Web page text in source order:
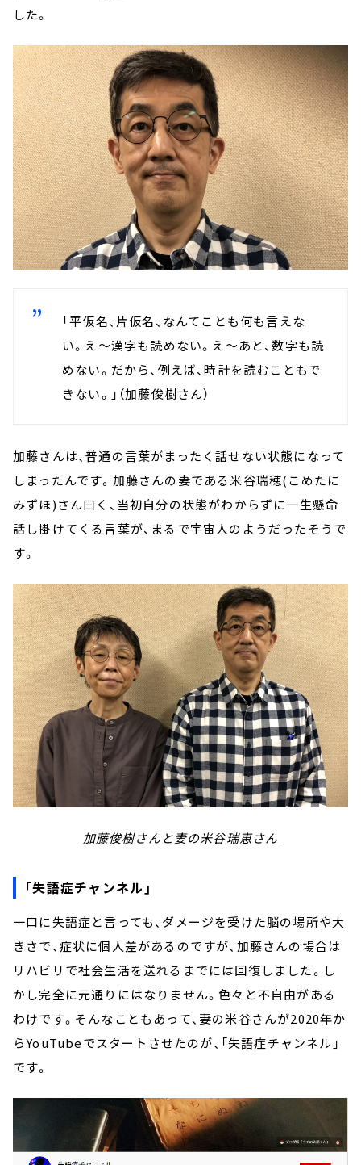
した。
「平仮名、片仮名、なんてことも何も言えな
い。え～漢字も読めない。え～あと、数字も読
めない。だから、例えば、時計を読むこともで
きない。」（加藤俊樹さん）
加藤さんは、普通の言葉がまったく話せない状態になって
しまったんです。加藤さんの妻である米谷瑞穂(こめたに
みずほ)さん曰く、当初自分の状態がわからずに一生懸命
話し掛けてくる言葉が、まるで宇宙人のようだったそうで
す。
加藤俊樹さんと妻の米谷瑞恵さん
「失語症チャンネル」
一口に失語症と言っても、ダメージを受けた脳の場所や大
きさで、症状に個人差があるのですが、加藤さんの場合は
リハビリで社会生活を送れるまでには回復しました。し
かし完全に元通りにはなりません。色々と不自由がある
わけです。そんなこともあって、妻の米谷さんが2020年か
らYouTubeでスタートさせたのが、「失語症チャンネル」
です。